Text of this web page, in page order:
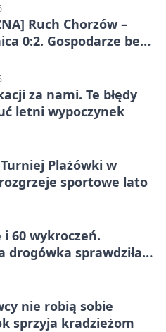
Ruch Chorzów –
0:2. Gospodarze bez
za nami. Te błędy
letni wypoczynek
Plażówki w
sportowe lato
60 wykroczeń.
drogówka sprawdziła
nie robią sobie
sprzyja kradzieżom